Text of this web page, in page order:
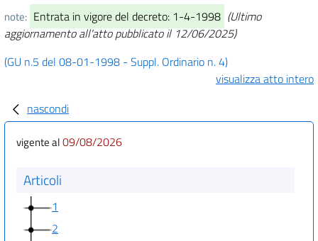
note: Entrata in vigore del decreto: 1-4-1998 (Ultimo
aggiornamento all'atto pubblicato il 12/06/2025)
(GU n.5 del 08-01-1998 - Suppl. Ordinario n. 4)
visualizza atto intero
nascondi
vigente al09/08/2026
Articoli
1
2